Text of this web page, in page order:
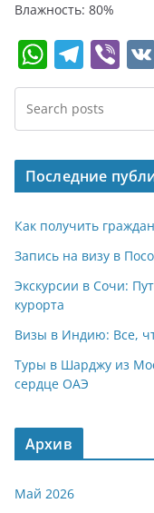
Влажность: 80%
W
h
at
s
A
p
p
T
el
e
gr
a
m
Vi
b
Последние
Как получить
Запись на визу в
Экскурсии в Сочи:
курорта
Визы в Индию: Все,
Туры в Шарджу из
сердце ОАЭ
Архив
Май 2026